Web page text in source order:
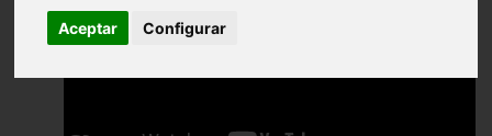
Aceptar Configurar